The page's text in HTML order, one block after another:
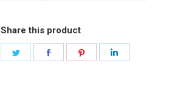
Share this product
Partager
Partager Partager